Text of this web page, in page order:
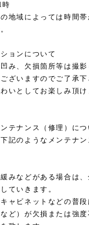
時
地域によっては時間
ョンについて
み、欠損箇所等は撮
ざいますのでご了承
いとしてお楽しみ頂け
テナンス（修理）につ
記のようなメンテナン
みなどがある場合は
ていきます。
ャビネットなどの普
ど）が欠損または強